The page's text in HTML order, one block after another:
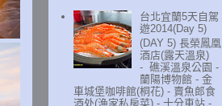
台北宜蘭5天自駕
遊2014(Day 5)
(DAY 5) 長榮鳳凰
酒店(露天溫泉)
- 礁溪溫泉公園 -
蘭陽博物館 - 金
車城堡咖啡館(桐花) - 賣魚郎食
酒处(漁家私房菜) - 十分車站 -